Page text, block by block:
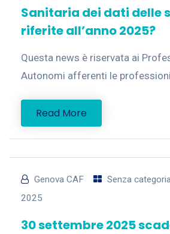
Sanitaria dei dati delle
riferite all’anno 2025?
Questa news è riservata ai
Autonomi afferenti le
Read More
Genova CAF Senza
2025
30 settembre 2025